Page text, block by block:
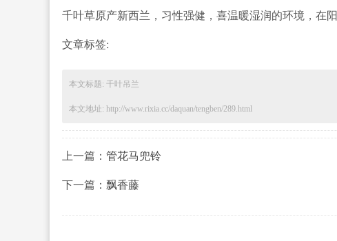
千叶草原产新西兰，习性强健，喜温暖湿润的环境，在
文章标签:
本文标题: 千叶吊兰
本文地址: http://www.rixia.cc/daquan/tengben/289.html
上一篇： 管花马兜铃
下一篇： 飘香藤